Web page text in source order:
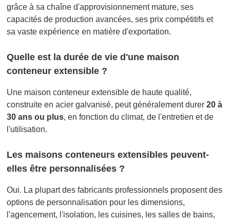
grâce à sa chaîne d'approvisionnement mature, ses
capacités de production avancées, ses prix compétitifs et
sa vaste expérience en matière d'exportation.
Quelle est la durée de vie d'une maison
conteneur extensible ?
Une maison conteneur extensible de haute qualité,
construite en acier galvanisé, peut généralement durer20 à
30 ans ou plus, en fonction du climat, de l'entretien et de
l'utilisation.
Les maisons conteneurs extensibles peuvent-
elles être personnalisées ?
Oui. La plupart des fabricants professionnels proposent des
options de personnalisation pour les dimensions,
l'agencement, l'isolation, les cuisines, les salles de bains,